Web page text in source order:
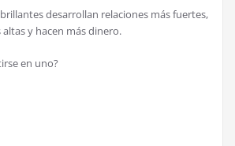
desarrollan relaciones más fuertes,
y hacen más dinero.
en uno?